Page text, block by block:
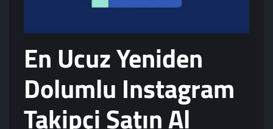
En Ucuz Yeniden
Dolumlu Instagram
Takipçi Satın Al